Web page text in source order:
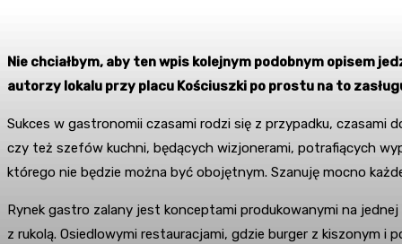
Nie chciałbym, aby ten wpis kolejnym podobnym opisem
autorzy lokalu przy placu Kościuszki po prostu na to
Sukces w gastronomii czasami rodzi się z przypadku, czasami
czy też szefów kuchni, będących wizjonerami, potrafiących
którego nie będzie można być obojętnym. Szanuję mocno
Rynek gastro zalany jest konceptami produkowanymi na
z rukolą. Osiedlowymi restauracjami, gdzie burger z kiszonym